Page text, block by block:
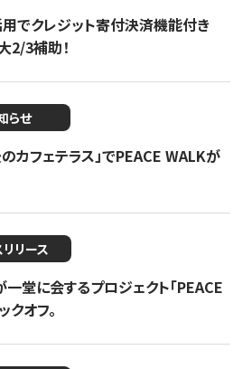
でクレジット寄付決済機能付き
2/3補助！
らせ
カフェテラス」でPEACE WALKが
リース
堂に会するプロジェクト「PEACE
オフ。